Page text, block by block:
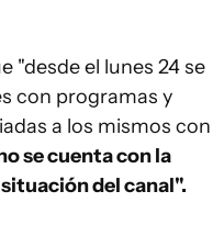
"desde el lunes 24 se
con programas y
a los mismos con
se cuenta con la
del canal".